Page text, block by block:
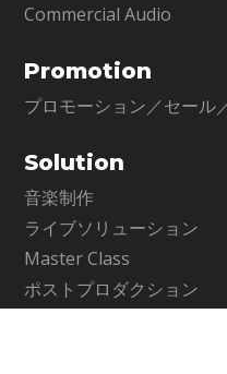
Commercial Audio
Promotion
プロモーション／セール
Solution
音楽制作
ライブソリューション
Master Class
ポストプロダクション